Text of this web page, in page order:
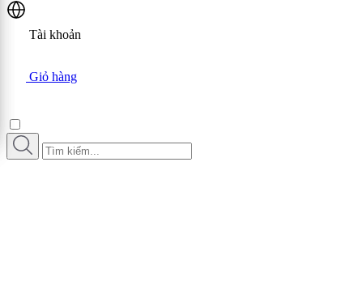
Tài khoản
Giỏ hàng